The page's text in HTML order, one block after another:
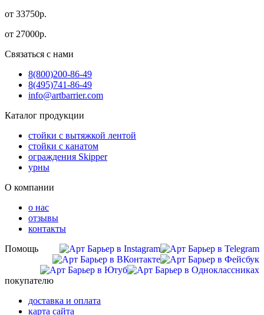
от 33750р.
от 27000р.
Связаться с нами
8(800)200-86-49
8(495)741-86-49
info@artbarrier.com
Каталог продукции
стойки с вытяжкой лентой
стойки с канатом
ограждения Skipper
урны
О компании
о нас
отзывы
контакты
Помощь
покупателю
доставка и оплата
карта сайта